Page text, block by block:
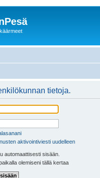
tietoja.
aktivointiviesti uudelleen
automaattisesti sisään.
olemiseni tällä kertaa